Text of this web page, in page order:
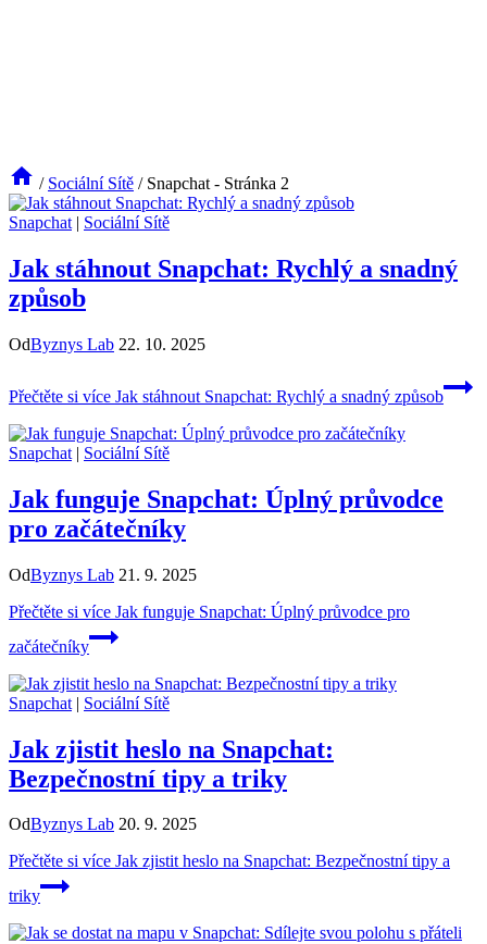
/ Sociální Sítě / Snapchat - Stránka 2
Snapchat | Sociální Sítě
Jak stáhnout Snapchat: Rychlý a snadný
způsob
OdByznys Lab 22. 10. 2025
Přečtěte si více Jak stáhnout Snapchat: Rychlý a snadný způsob
Snapchat | Sociální Sítě
Jak funguje Snapchat: Úplný průvodce
pro začátečníky
OdByznys Lab 21. 9. 2025
Přečtěte si více Jak funguje Snapchat: Úplný průvodce pro
začátečníky
Snapchat | Sociální Sítě
Jak zjistit heslo na Snapchat:
Bezpečnostní tipy a triky
OdByznys Lab 20. 9. 2025
Přečtěte si více Jak zjistit heslo na Snapchat: Bezpečnostní tipy a
triky